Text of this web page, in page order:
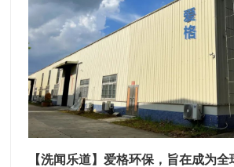
【洗闻乐道】爱格环保，旨在成为